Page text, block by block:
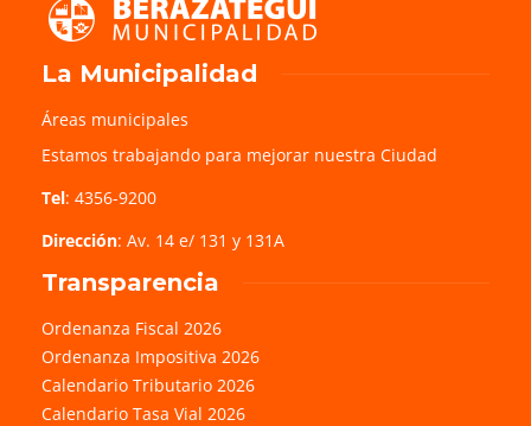
La Municipalidad
Áreas municipales
Estamos trabajando para mejorar nuestra Ciudad
Tel: 4356-9200
Dirección: Av. 14 e/ 131 y 131A
Transparencia
Ordenanza Fiscal 2026
Ordenanza Impositiva 2026
Calendario Tributario 2026
Calendario Tasa Vial 2026